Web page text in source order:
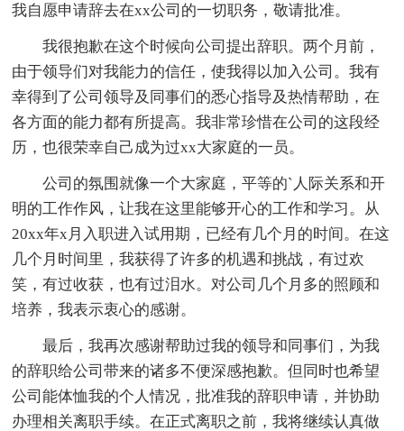
我自愿申请辞去在xx公司的一切职务，敬请批准。
我很抱歉在这个时候向公司提出辞职。两个月前，
由于领导们对我能力的信任，使我得以加入公司。我有
幸得到了公司领导及同事们的悉心指导及热情帮助，在
各方面的能力都有所提高。我非常珍惜在公司的这段经
历，也很荣幸自己成为过xx大家庭的一员。
公司的氛围就像一个大家庭，平等的`人际关系和开
明的工作作风，让我在这里能够开心的工作和学习。从
20xx年x月入职进入试用期，已经有几个月的时间。在这
几个月时间里，我获得了许多的机遇和挑战，有过欢
笑，有过收获，也有过泪水。对公司几个月多的照顾和
培养，我表示衷心的感谢。
最后，我再次感谢帮助过我的领导和同事们，为我
的辞职给公司带来的诸多不便深感抱歉。但同时也希望
公司能体恤我的个人情况，批准我的辞职申请，并协助
办理相关离职手续。在正式离职之前，我将继续认真做